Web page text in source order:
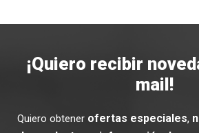
¡Quiero recibir
mail!
Quiero obtener ofertas especiales,